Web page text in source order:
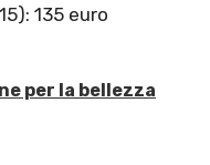
135 euro
per la bellezza